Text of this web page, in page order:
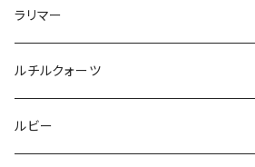
ラリマー
ルチルクォーツ
ルビー